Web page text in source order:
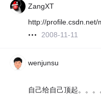
ZangXT
http://profile.csdn.net/
2008-11-11
wenjunsu
自己给自己顶起。。。